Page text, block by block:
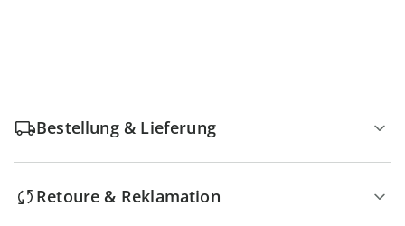
Bestellung & Lieferung
Retoure & Reklamation